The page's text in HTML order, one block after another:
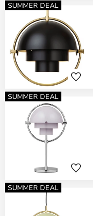
SUMMER DEAL
SUMMER DEAL
SUMMER DEAL